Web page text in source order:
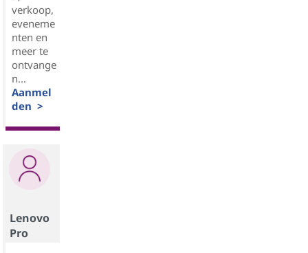
verkoop,
eveneme
nten en
meer te
ontvange
n...
Aanmel
den >
Lenovo
Pro